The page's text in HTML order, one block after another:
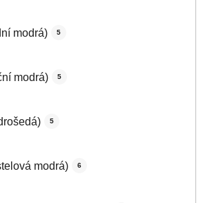
modrá) 5
modrá) 5
5
modrá) 6